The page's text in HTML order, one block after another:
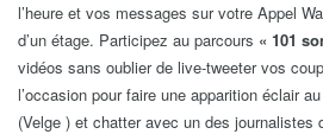
l’heure et vos messages sur votre Appel
d’un étage. Participez au parcours « 101
vidéos sans oublier de live-tweeter vos
l’occasion pour faire une apparition éclair au
(Velge ) et chatter avec un des journalistes